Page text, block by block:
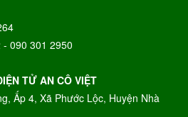
090 301 2950
TỬ AN CÔ VIỆT
Ấp 4, Xã Phước Lộc, Huyện Nhà